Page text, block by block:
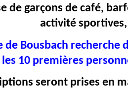
de garçons de café,
activité
de Bousbach
les 10 premières
seront prises en